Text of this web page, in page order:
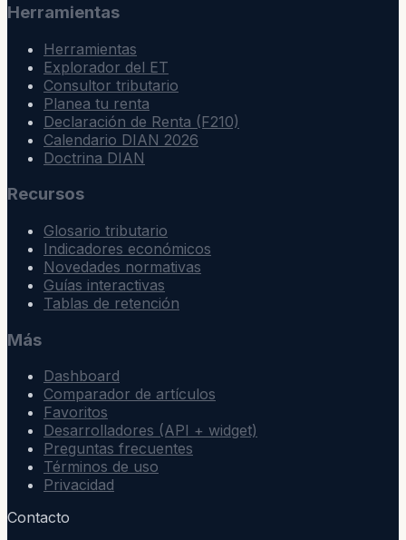
Herramientas
Herramientas
Explorador del ET
Consultor tributario
Planea tu renta
Declaración de Renta (F210)
Calendario DIAN 2026
Doctrina DIAN
Recursos
Glosario tributario
Indicadores económicos
Novedades normativas
Guías interactivas
Tablas de retención
Más
Dashboard
Comparador de artículos
Favoritos
Desarrolladores (API + widget)
Preguntas frecuentes
Términos de uso
Privacidad
Contacto